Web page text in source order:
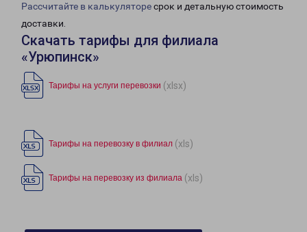
Рассчитайте в калькуляторесрок и детальную стоимость
доставки.
Скачать тарифы для филиала
«Урюпинск»
Тарифы на услуги перевозки (xlsx)
Тарифы на перевозку в филиал (xls)
Тарифы на перевозку из филиала (xls)